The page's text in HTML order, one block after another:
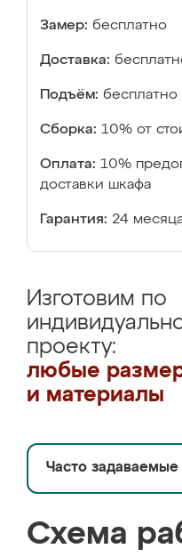
Замер: бесплатно
Доставка:
Подъём: бесплатно
Сборка: 10% от
Оплата: 10%
доставки шкафа
Гарантия: 24
Изготовим по
проекту:
любые
и материалы
Часто
Схема